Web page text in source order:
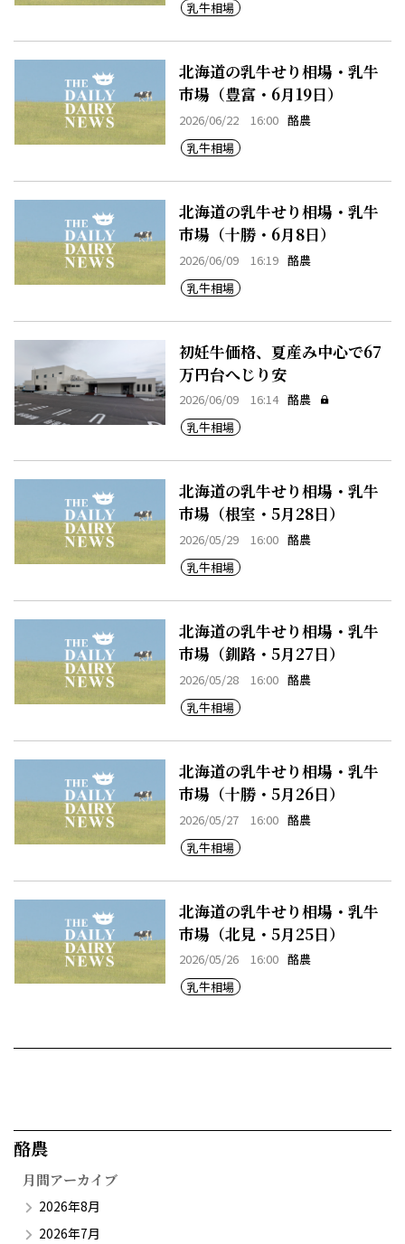
乳牛相場
北海道の乳牛せり相場・乳牛
市場（豊富・6月19日）
2026/06/22 16:00 酪農
乳牛相場
北海道の乳牛せり相場・乳牛
市場（十勝・6月8日）
2026/06/09 16:19 酪農
乳牛相場
初妊牛価格、夏産み中心で67
万円台へじり安
2026/06/09 16:14 酪農
乳牛相場
北海道の乳牛せり相場・乳牛
市場（根室・5月28日）
2026/05/29 16:00 酪農
乳牛相場
北海道の乳牛せり相場・乳牛
市場（釧路・5月27日）
2026/05/28 16:00 酪農
乳牛相場
北海道の乳牛せり相場・乳牛
市場（十勝・5月26日）
2026/05/27 16:00 酪農
乳牛相場
北海道の乳牛せり相場・乳牛
市場（北見・5月25日）
2026/05/26 16:00 酪農
乳牛相場
酪農​
月間アーカイブ
2026年8月
2026年7月